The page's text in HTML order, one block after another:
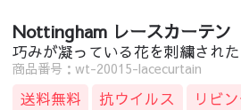
Nottingham レースカーテン
巧みが凝っている花を刺繍され
商品番号：wt-20015-lacecurtain
送料無料 抗ウイルス リビ